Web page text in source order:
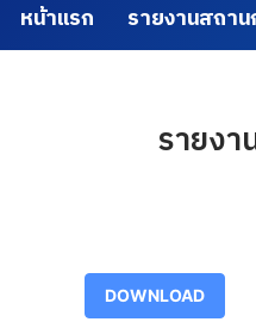
หน้าแรก รายงานสถา
รายง
DOWNLOAD